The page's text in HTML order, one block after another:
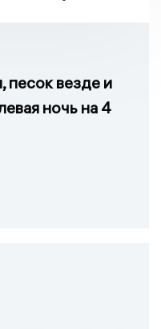
песок везде и
ночь на 4